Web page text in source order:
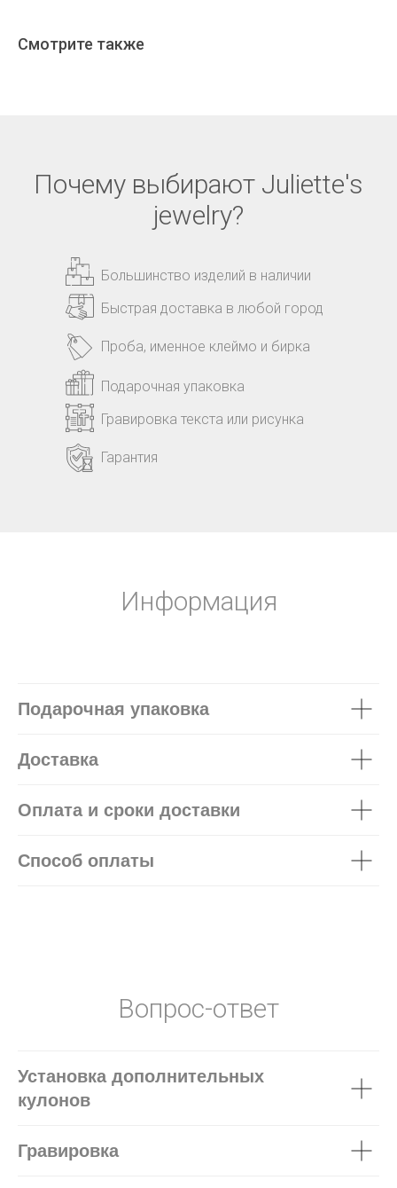
Смотрите также
Почему выбирают Juliette's
jewelry?
Большинство изделий в наличии
Быстрая доставка в любой город
Подарочная упаковка
Гравировка текста или рисунка
Проба, именное клеймо и бирка
Гарантия
Информация
Подарочная упаковка
Доставка
Оплата и сроки доставки
Способ оплаты
Вопрос-ответ
Установка дополнительных
кулонов
Гравировка